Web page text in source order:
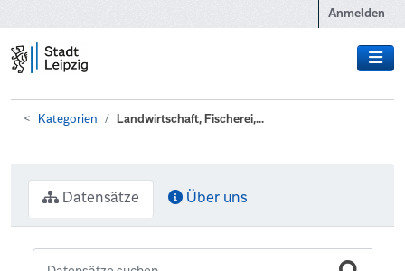
Anmelden
Kategorien Landwirtschaft, Fischerei,...
Datensätze Über uns